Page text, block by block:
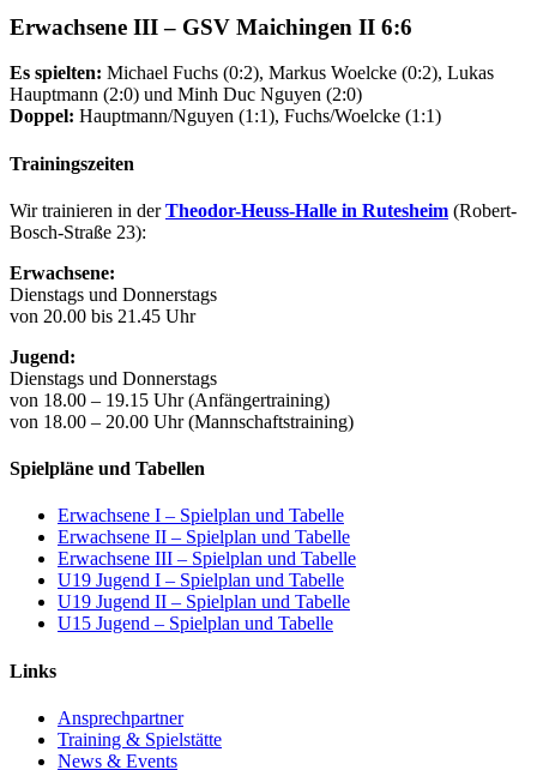
Erwachsene III– GSV Maichingen II 6:6
Es spielten: Michael Fuchs (0:2), Markus Woelcke (0:2), Lukas
Hauptmann (2:0) und Minh Duc Nguyen (2:0)
Doppel: Hauptmann/Nguyen (1:1), Fuchs/Woelcke (1:1)
Trainingszeiten
Wir trainieren in derTheodor-Heuss-Halle in Rutesheim (Robert-
Bosch-Straße 23):
Erwachsene:
Dienstags und Donnerstags
von 20.00 bis 21.45 Uhr
Jugend:
Dienstags und Donnerstags
von 18.00 – 19.15 Uhr (Anfängertraining)
von 18.00 – 20.00 Uhr (Mannschaftstraining)
Spielpläne und Tabellen
Erwachsene I – Spielplan und Tabelle
Erwachsene II – Spielplan und Tabelle
Erwachsene III – Spielplan und Tabelle
U19 Jugend I – Spielplan und Tabelle
U19 Jugend II – Spielplan und Tabelle
U15 Jugend – Spielplan und Tabelle
Links
Ansprechpartner
Training & Spielstätte
News & Events